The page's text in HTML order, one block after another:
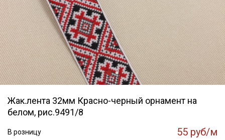
Жак.лента 32мм Красно-черный орнамент на
белом, рис.9491/8
В розницу 55 руб/м